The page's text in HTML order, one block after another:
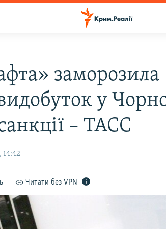
заморозила
у
– ТАСС
14:42
Читати без VPN